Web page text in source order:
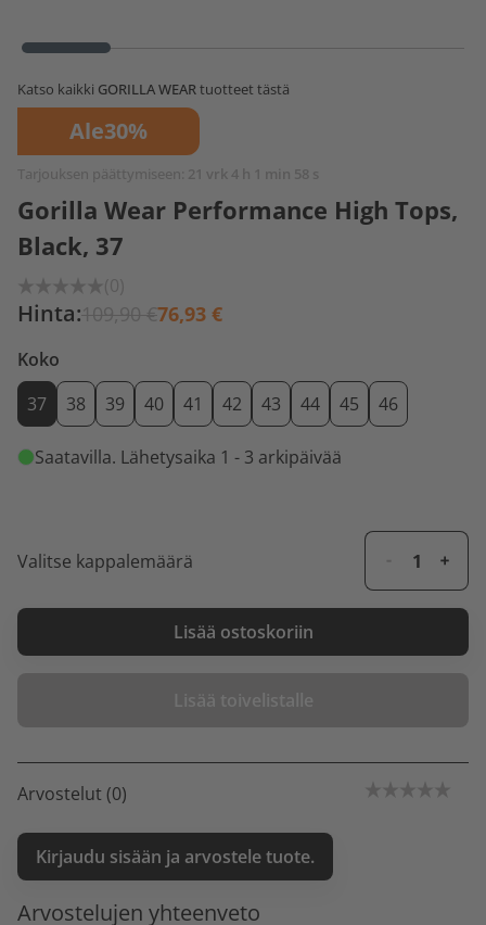
Katso kaikki GORILLA WEARtuotteet tästä
Ale30%
Tarjouksen päättymiseen: 21 vrk 4 h 1 min 58 s
Gorilla Wear Performance High Tops,
Black, 37
(0)
Hinta:109,90 €76,93 €
Koko
37
38 39 40 41 42 43 44 45 46
Saatavilla. Lähetysaika 1 - 3 arkipäivää
Valitse kappalemäärä
Lisää ostoskoriin
Lisää toivelistalle
Arvostelut (0)
Kirjaudu sisään ja arvostele tuote.
Arvostelujen yhteenveto